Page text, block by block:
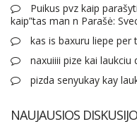
Puikus pvz kaip
kaip”tas man n Parašė:
kas is baxuru liepe per
naxuiiii pize kai laukciu
pizda senyukay kay
NAUJAUSIOS